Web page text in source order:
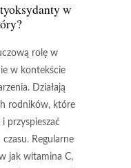
w
rolę w
w kontekście
Działają
rodników, które
przyspieszać
Regularne
jak witamina C,